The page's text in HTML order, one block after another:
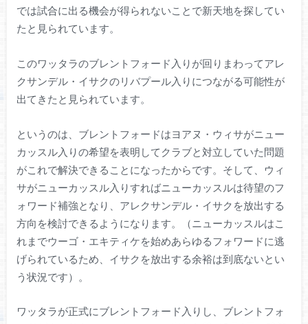
では試合に出る機会が得られないことで新天地を探してい
たと見られています。
このワッタラのブレントフォード入りが回りまわってアレ
クサンデル・イサクのリバプール入りにつながる可能性が
出てきたと見られています。
というのは、ブレントフォードはヨアヌ・ウィサがニュー
カッスル入りの希望を表明してクラブと対立していた問題
がこれで解決できることになったからです。そして、ウィ
サがニューカッスル入りすればニューカッスルは待望のフ
ォワード補強となり、アレクサンデル・イサクを放出する
方向を検討できるようになります。（ニューカッスルはこ
れまでウーゴ・エキティケを始めあらゆるフォワードに逃
げられているため、イサクを放出する余裕は到底ないとい
う状況です）。
ワッタラが正式にブレントフォード入りし、ブレントフォ